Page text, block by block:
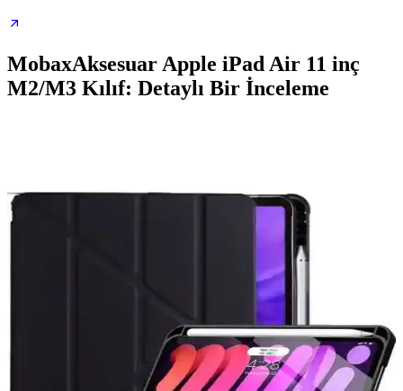
MobaxAksesuar Apple iPad Air 11 inç
M2/M3 Kılıf: Detaylı Bir İnceleme